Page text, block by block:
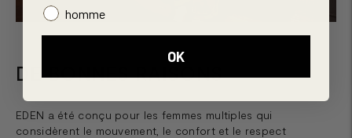
DE BONNES RAISONS
EDEN a été conçu pour les femmes multiples qui
considèrent le mouvement, le confort et le respect
homme
OK